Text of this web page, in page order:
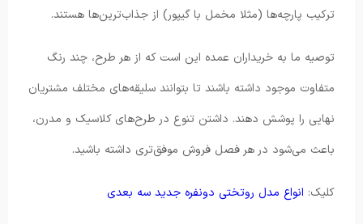
ترکیب پارچه‌ها (مثلا مخمل با گیپور) از جذاب‌ترین‌ها هستند.
توصیه ما به خریداران عمده این است که از هر طرح، چند رنگ
متفاوت موجود داشته باشند تا بتوانند سلیقه‌های مختلف مشتریان
نهایی را پوشش دهند. داشتن تنوع در طرح‌های کلاسیک و مدرن،
باعث می‌شود در هر فصل فروش موفق‌تری داشته باشید.
کلیک: انواع مدل روتختی دونفره جدید سه بعدی